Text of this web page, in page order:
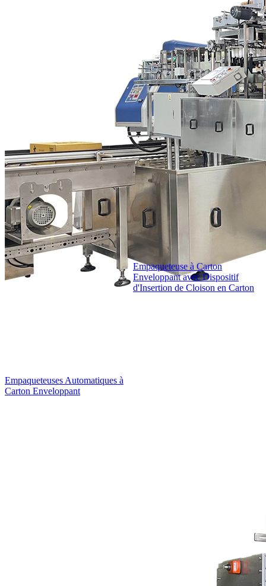
Empaqueteuses Automatiques à
Carton Enveloppant
Empaqueteuse à Carton
Enveloppant avec Dispositif
d'Insertion de Cloison en Carton